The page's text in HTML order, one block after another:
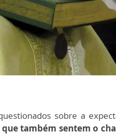
sobre a
também sentem o